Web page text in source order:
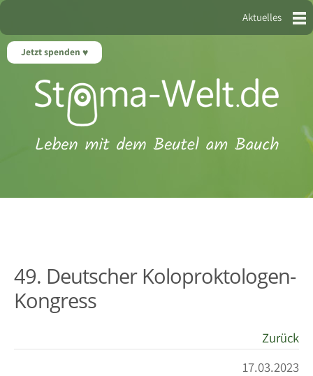
Jetzt spenden
Aktuelles
49. Deutscher Koloproktologen-
Kongress
Zurück
17.03.2023